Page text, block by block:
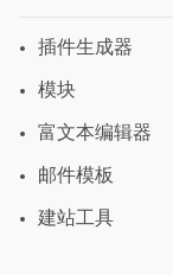
插件生成器
模块
富文本编辑器
邮件模板
建站工具